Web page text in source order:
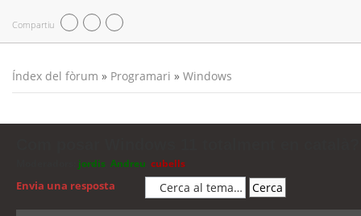
Compartiu
Índex del fòrum » Programari » Windows
jordis Andreu cubells
Envia una resposta